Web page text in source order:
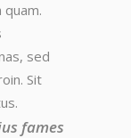
sed
Sit
fames